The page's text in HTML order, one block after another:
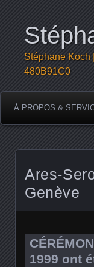
Stéphane Koch
480B91C0
À PROPOS &
Ares-
Genève
1999 ont